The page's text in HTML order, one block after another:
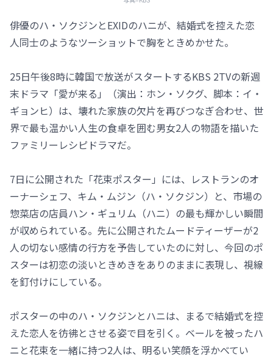
俳優のハ・ソクジンとEXIDのハニが、結婚式を控えた恋
人同士のようなツーショットで胸をときめかせた。
25日午後8時に韓国で放送がスタートするKBS 2TVの新週
末ドラマ「愛が来る」（演出：ホン・ソクグ、脚本：イ・
ギョンヒ）は、壊れた家族の欠片を再びつなぎ合わせ、世
界で最も温かい人生の食卓を囲む男女2人の物語を描いた
ファミリーレシピドラマだ。
7日に公開された「花束ポスター」には、レストランのオ
ーナーシェフ、キム・ムジン（ハ・ソクジン）と、市場の
惣菜店の店員ハン・ギュリム（ハニ）の最も輝かしい瞬間
が収められている。先に公開されたムードティーザーが2
人の切ない感情の行方を予告していたのに対し、今回のポ
スターは初恋の淡いときめきをありのままに表現し、視線
を釘付けにしている。
ポスターの中のハ・ソクジンとハニは、まるで結婚式を控
えた恋人を彷彿とさせる姿で目を引く。ベールを被ったハ
ニと花束を一緒に持つ2人は、明るい笑顔を浮かべてい